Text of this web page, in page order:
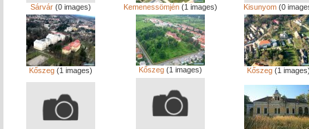
Sárvár (0 images) Kemenessömjén(1 images) Kisunyom(0
Kőszeg (1 images) Kőszeg(1 images) Kőszeg (1